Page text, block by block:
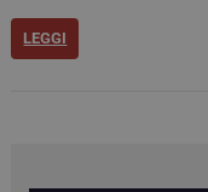
LEGGI